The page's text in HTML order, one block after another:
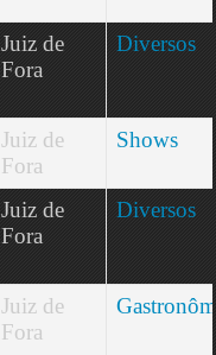
Juiz de
Fora
Diversos
Juiz de
Fora
Shows
Juiz de
Fora
Diversos
Juiz de
Fora